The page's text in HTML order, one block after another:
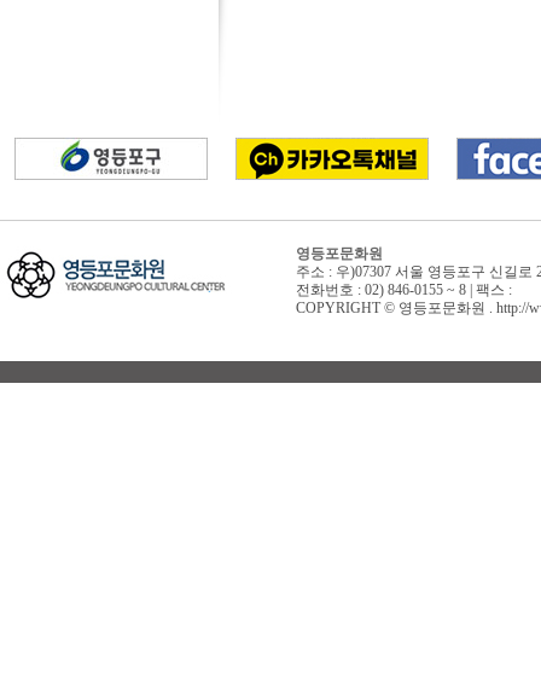
영등포문화원
주소 : 우)07307 서울 영등포구 신길
전화번호 : 02) 846-0155 ~ 8 | 팩스 :
COPYRIGHT © 영등포문화원 . http://